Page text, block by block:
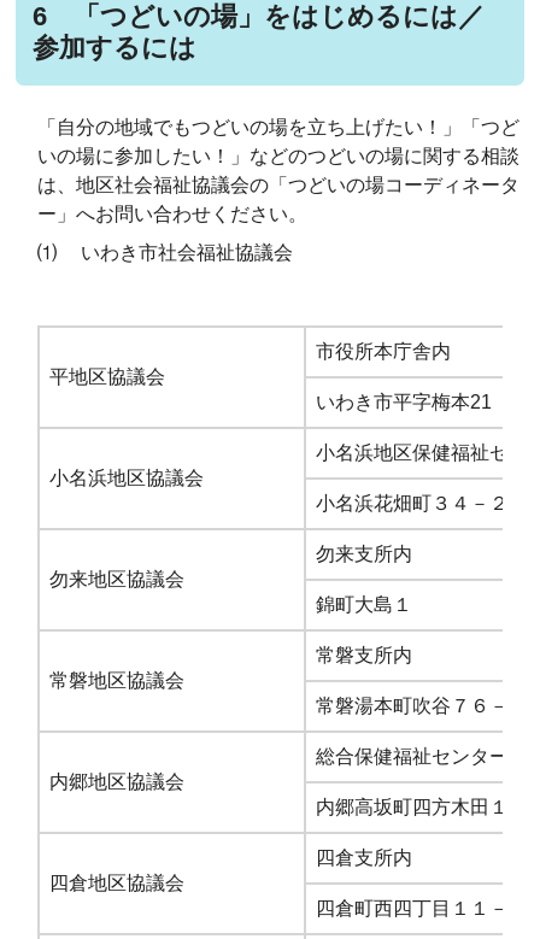
6 「つどいの場」をはじめるには／
参加するには
「自分の地域でもつどいの場を立ち上げたい！」「つど
いの場に参加したい！」などのつどいの場に関する相談
は、地区社会福祉協議会の「つどいの場コーディネータ
ー」へお問い合わせください。
⑴ いわき市社会福祉協議会
平地区協議会
市役所本庁舎内
いわき市平字梅本21
小名浜地区協議会
小名浜地区保健福祉セン
小名浜花畑町３４－２
勿来地区協議会
勿来支所内
錦町大島１
常磐地区協議会
常磐支所内
常磐湯本町吹谷７６－１
内郷地区協議会
総合保健福祉センター内
内郷高坂町四方木田１９
四倉地区協議会
四倉支所内
四倉町西四丁目１１－３